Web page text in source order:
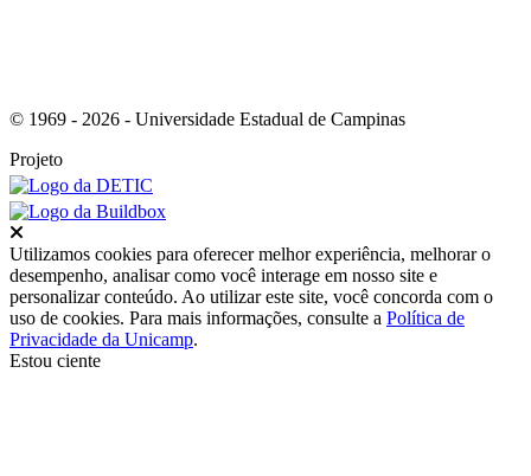
© 1969 - 2026 - Universidade Estadual de Campinas
Projeto
Utilizamos cookies para oferecer melhor experiência, melhorar o
desempenho, analisar como você interage em nosso site e
personalizar conteúdo. Ao utilizar este site, você concorda com o
uso de cookies. Para mais informações, consulte a Política de
Privacidade da Unicamp.
Estou ciente